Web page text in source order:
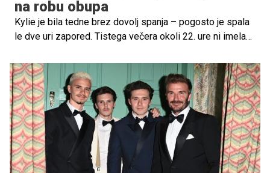
na robu obupa
Kylie je bila tedne brez dovolj spanja – pogosto je spala
le dve uri zapored. Tistega večera okoli 22. ure ni imela
sama doma z otroki ...